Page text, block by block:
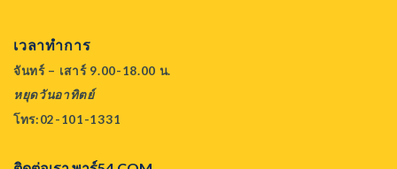
เวลาทำการ
จันทร์ – เสาร์ 9.00-18.00 น.
หยุดวันอาทิตย์
โทร:02-101-1331